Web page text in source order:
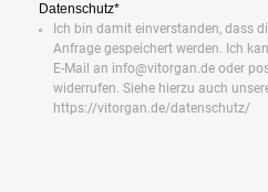
Datenschutz*
Ich bin damit einverstanden, dass
Anfrage gespeichert werden. Ich
E-Mail an info@vitorgan.de oder
widerrufen. Siehe hierzu auch
https://vitorgan.de/datenschutz/